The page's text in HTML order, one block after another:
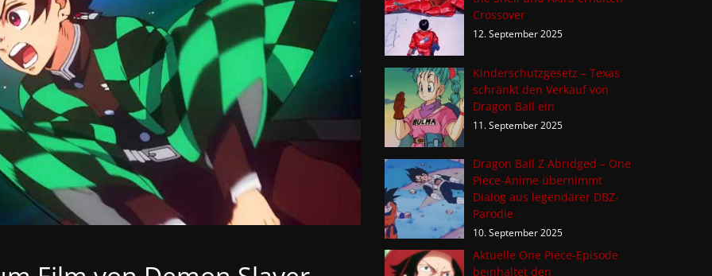
Crossover
12. September 2025
Kinderschutzgesetz – Texas
schränkt den Verkauf von
Dragon Ball ein
11. September 2025
Dragon Ball Z Abridged – One
Piece-Anime übernimmt
Dialog aus legendärer DBZ-
Parodie
10. September 2025
Aktuelle One Piece-Episode
beinhaltet den